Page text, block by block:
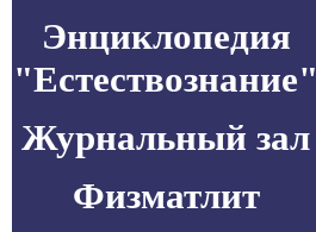
Энциклопедия
"Естествознание"
Журнальный зал
Физматлит